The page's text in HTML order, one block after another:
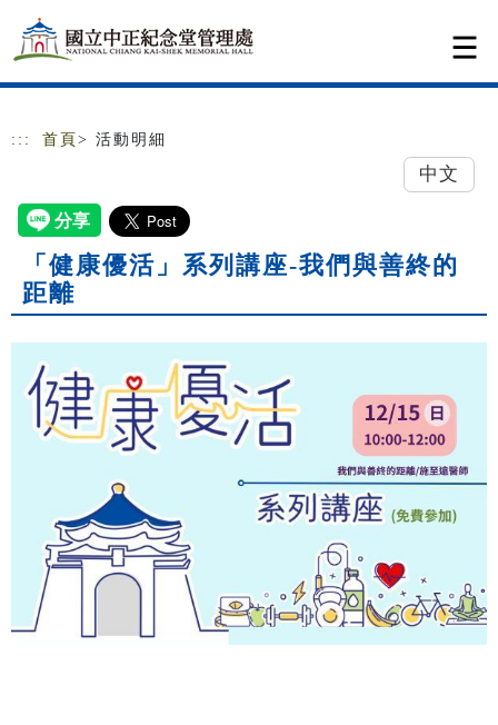
跳到主要內容
網站導覽
::: 首頁 > 活動明細
中文
「健康優活」系列講座-我們與善終的
距離